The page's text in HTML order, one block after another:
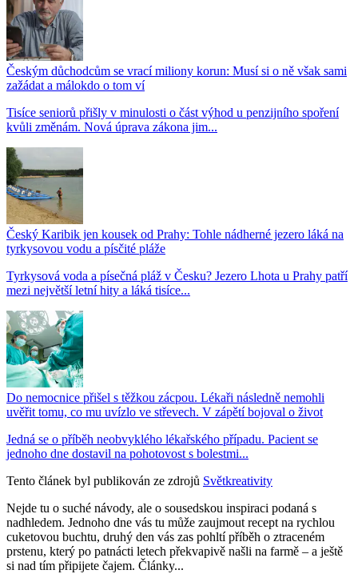
Českým důchodcům se vrací miliony korun: Musí si o ně však sami
zažádat a málokdo o tom ví
Tisíce seniorů přišly v minulosti o část výhod u penzijního spoření
kvůli změnám. Nová úprava zákona jim...
Český Karibik jen kousek od Prahy: Tohle nádherné jezero láká na
tyrkysovou vodu a písčité pláže
Tyrkysová voda a písečná pláž v Česku? Jezero Lhota u Prahy patří
mezi největší letní hity a láká tisíce...
Do nemocnice přišel s těžkou zácpou. Lékaři následně nemohli
uvěřit tomu, co mu uvízlo ve střevech. V zápětí bojoval o život
Jedná se o příběh neobvyklého lékařského případu. Pacient se
jednoho dne dostavil na pohotovost s bolestmi...
Tento článek byl publikován ze zdrojů Světkreativity
Nejde tu o suché návody, ale o sousedskou inspiraci podaná s
nadhledem. Jednoho dne vás tu může zaujmout recept na rychlou
cuketovou buchtu, druhý den vás zas pohltí příběh o ztraceném
prstenu, který po patnácti letech překvapivě našli na farmě – a ještě
si nad tím připijete čajem. Články...